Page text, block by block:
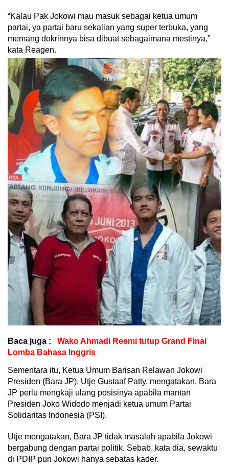
“Kalau Pak Jokowi mau masuk sebagai ketua umum
partai, ya partai baru sekalian yang super terbuka, yang
memang dokrinnya bisa dibuat sebagaimana mestinya,”
kata Reagen.
Baca juga :
Wako Ahmadi Resmi tutup Grand Final
Lomba Bahasa Inggris
Sementara itu, Ketua Umum Barisan Relawan Jokowi
Presiden (Bara JP), Utje Gustaaf Patty, mengatakan, Bara
JP perlu mengkaji ulang posisinya apabila mantan
Presiden Joko Widodo menjadi ketua umum Partai
Solidaritas Indonesia (PSI).
Utje mengatakan, Bara JP tidak masalah apabila Jokowi
bergabung dengan partai politik. Sebab, kata dia, sewaktu
di PDIP pun Jokowi hanya sebatas kader.